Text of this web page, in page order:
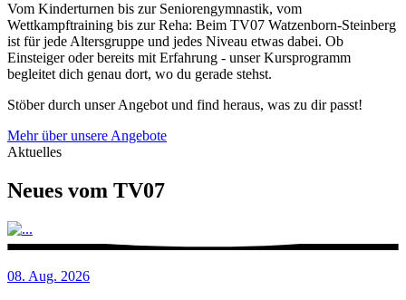
Vom Kinderturnen bis zur Seniorengymnastik, vom
Wettkampftraining bis zur Reha: Beim TV07 Watzenborn-Steinberg
ist für jede Altersgruppe und jedes Niveau etwas dabei. Ob
Einsteiger oder bereits mit Erfahrung - unser Kursprogramm
begleitet dich genau dort, wo du gerade stehst.
Stöber durch unser Angebot und find heraus, was zu dir passt!
Mehr über unsere Angebote
Aktuelles
Neues vom TV07
08. Aug. 2026